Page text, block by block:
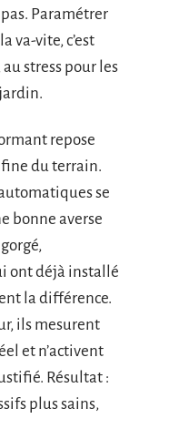
Paramétrer
va-vite, c’est
stress pour les
repose
fine du terrain.
se
bonne averse
ont déjà installé
la différence.
ils mesurent
et n’activent
Résultat :
plus sains,